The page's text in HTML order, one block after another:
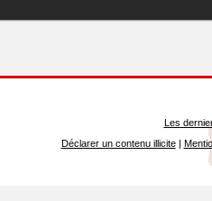
Les
Déclarer un contenu illicite|